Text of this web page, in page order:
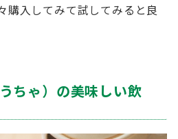
購入してみて試してみると良
ちゃ）の美味しい飲